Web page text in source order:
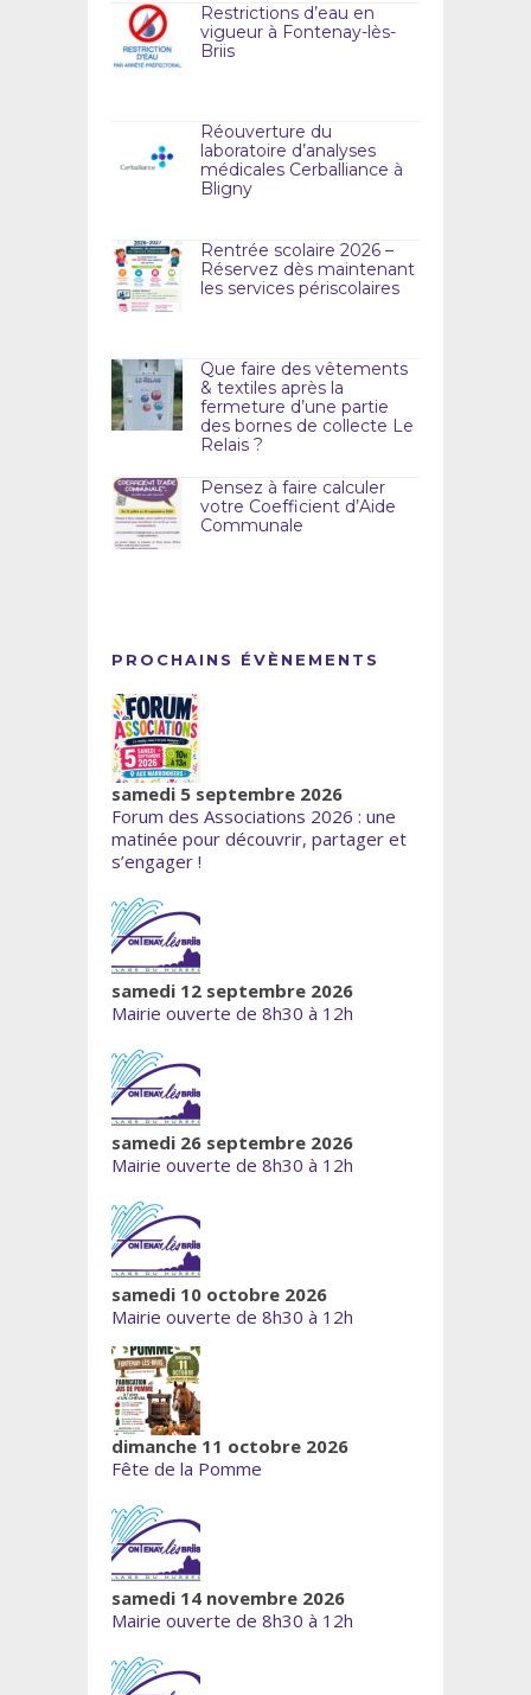
Restrictions d’eau en
vigueur à Fontenay-lès-
Briis
Réouverture du
laboratoire d’analyses
médicales Cerballiance à
Bligny
Rentrée scolaire 2026 –
Réservez dès maintenant
les services périscolaires
Que faire des vêtements
& textiles après la
fermeture d’une partie
des bornes de collecte Le
Relais ?
Pensez à faire calculer
votre Coefficient d’Aide
Communale
PROCHAINS ÉVÈNEMENTS
samedi 5 septembre 2026
Forum des Associations 2026 : une
matinée pour découvrir, partager et
s’engager !
samedi 12 septembre 2026
Mairie ouverte de 8h30 à 12h
samedi 26 septembre 2026
Mairie ouverte de 8h30 à 12h
samedi 10 octobre 2026
Mairie ouverte de 8h30 à 12h
dimanche 11 octobre 2026
Fête de la Pomme
samedi 14 novembre 2026
Mairie ouverte de 8h30 à 12h